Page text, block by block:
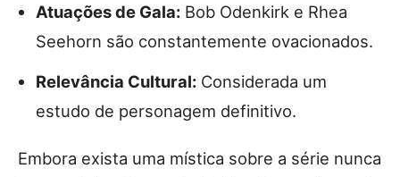
Atuações de Gala: Bob Odenkirk e Rhea
Seehorn são constantemente ovacionados.
Relevância Cultural: Considerada um
estudo de personagem definitivo.
Embora exista uma mística sobre a série nunca